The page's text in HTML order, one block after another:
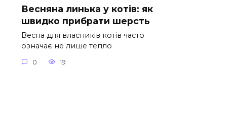
Весняна линька у котів: як
швидко прибрати шерсть
Весна для власників котів часто
означає не лише тепло
0 19